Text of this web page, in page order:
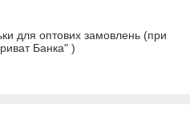
для оптових замовлень (при
Банка" )